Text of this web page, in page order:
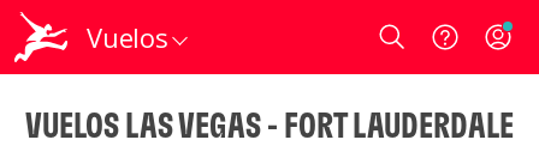
Vuelos Login
VUELOS LAS VEGAS - FORT LAUDERDALE